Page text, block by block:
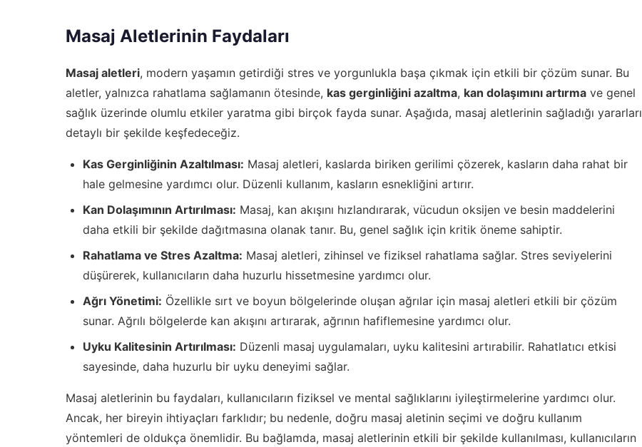
Masaj Aletlerinin Faydaları
Masaj aletleri, modern yaşamın getirdiği stres ve yorgunlukla başa çıkmak için etkili bir çözüm sunar. Bu
aletler, yalnızca rahatlama sağlamanın ötesinde, kas gerginliğini azaltma, kan dolaşımını artırma ve genel
sağlık üzerinde olumlu etkiler yaratma gibi birçok fayda sunar. Aşağıda, masaj aletlerinin sağladığı yararları
detaylı bir şekilde keşfedeceğiz.
Kas Gerginliğinin Azaltılması: Masaj aletleri, kaslarda biriken gerilimi çözerek, kasların daha rahat bir
hale gelmesine yardımcı olur. Düzenli kullanım, kasların esnekliğini artırır.
Kan Dolaşımının Artırılması: Masaj, kan akışını hızlandırarak, vücudun oksijen ve besin maddelerini
daha etkili bir şekilde dağıtmasına olanak tanır. Bu, genel sağlık için kritik öneme sahiptir.
Rahatlama ve Stres Azaltma: Masaj aletleri, zihinsel ve fiziksel rahatlama sağlar. Stres seviyelerini
düşürerek, kullanıcıların daha huzurlu hissetmesine yardımcı olur.
Ağrı Yönetimi: Özellikle sırt ve boyun bölgelerinde oluşan ağrılar için masaj aletleri etkili bir çözüm
sunar. Ağrılı bölgelerde kan akışını artırarak, ağrının hafiflemesine yardımcı olur.
Uyku Kalitesinin Artırılması: Düzenli masaj uygulamaları, uyku kalitesini artırabilir. Rahatlatıcı etkisi
sayesinde, daha huzurlu bir uyku deneyimi sağlar.
Masaj aletlerinin bu faydaları, kullanıcıların fiziksel ve mental sağlıklarını iyileştirmelerine yardımcı olur.
Ancak, her bireyin ihtiyaçları farklıdır; bu nedenle, doğru masaj aletinin seçimi ve doğru kullanım
yöntemleri de oldukça önemlidir. Bu bağlamda, masaj aletlerinin etkili bir şekilde kullanılması, kullanıcıların